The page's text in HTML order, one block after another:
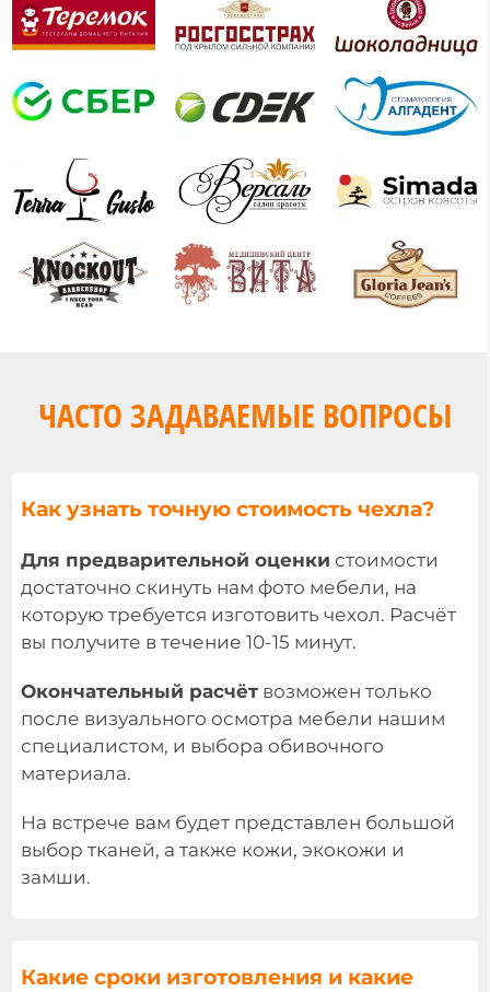
ЧАСТО ЗАДАВАЕМЫЕ ВОПРОСЫ
Как узнать точную стоимость чехла?
Для предварительной оценки стоимости
достаточно скинуть нам фото мебели, на
которую требуется изготовить чехол. Расчёт
вы получите в течение 10-15 минут.
Окончательный расчётвозможен только
после визуального осмотра мебели нашим
специалистом, и выбора обивочного
материала.
На встрече вам будет представлен большой
выбор тканей, а также кожи, экокожи и
замши.
Какие сроки изготовления и какие